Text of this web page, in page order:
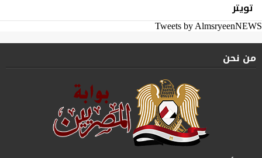
تويتر
Tweets by AlmsryeenNEWS
من نحن